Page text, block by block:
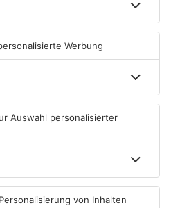
Ferienende: ADAC erwartet
Stau-Wochenende im
Primaveraland